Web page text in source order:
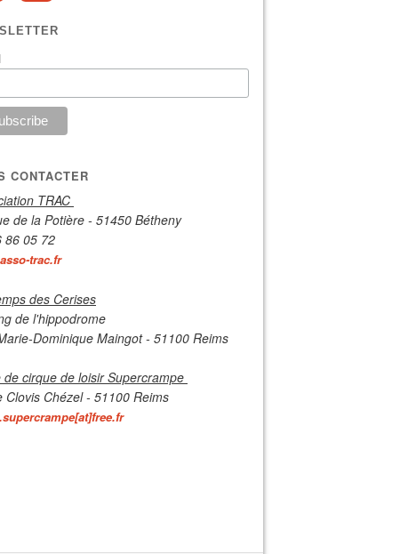
CONTACTER
TRAC
de la Potière - 51450 Bétheny
86 05 72
trac.fr
des Cerises
de l'hippodrome
Dominique Maingot - 51100 Reims
de cirque de loisir Supercrampe
Clovis Chézel - 51100 Reims